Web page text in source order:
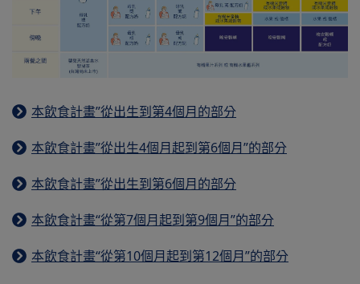
本飲食計畫”從出生到第4個月的部分
本飲食計畫”從出生4個月起到第6個月”的部分
本飲食計畫”從出生到第6個月的部分
本飲食計畫“從第7個月起到第9個月”的部分
本飲食計畫“從第10個月起到第12個月”的部分